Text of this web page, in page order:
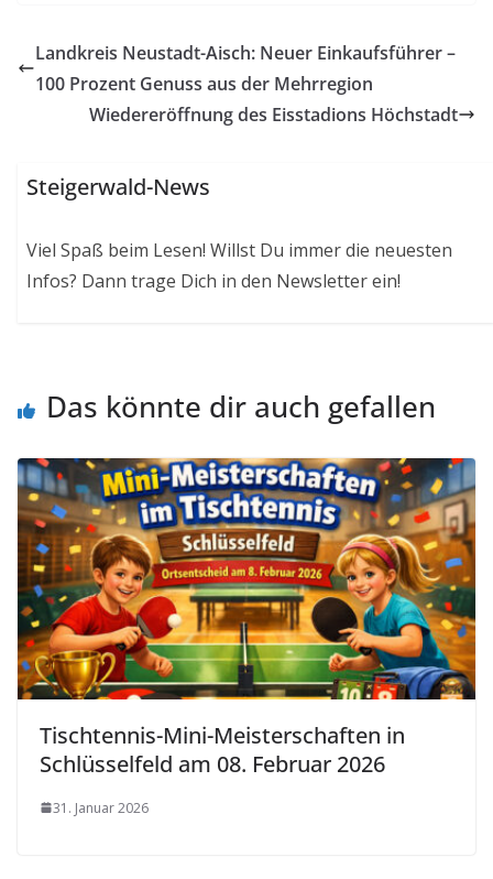
Landkreis Neustadt-Aisch: Neuer Einkaufsführer –
100 Prozent Genuss aus der Mehrregion
Wiedereröffnung des Eisstadions Höchstadt
Steigerwald-News
Viel Spaß beim Lesen! Willst Du immer die neuesten
Infos? Dann trage Dich in den Newsletter ein!
Das könnte dir auch gefallen
Tischtennis-Mini-Meisterschaften in
Schlüsselfeld am 08. Februar 2026
31. Januar 2026